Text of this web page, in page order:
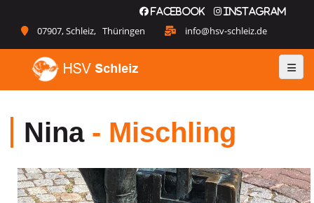
Facebook Instagram
07907, Schleiz, Thüringen info@hsv-schleiz.de
Nina- Mischling